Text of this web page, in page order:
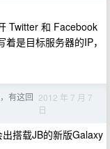
Twitter 和 Facebook
是目标服务器的IP，
有这回 2012 年 7 月 7
日
搭载JB的新版Galaxy